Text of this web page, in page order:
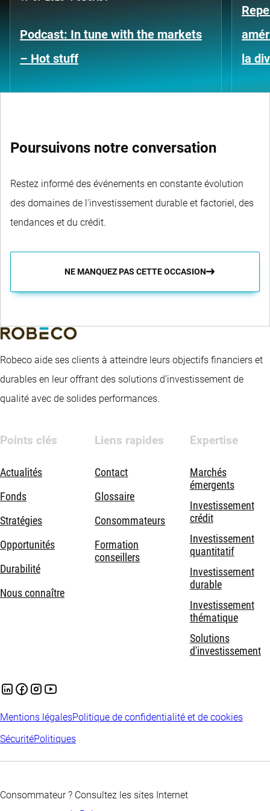
Podcast: In tune with the markets
– Hot stuff
la
Poursuivons notre conversation
Restez informé des événements en constante évolution
des domaines de l'investissement durable et factoriel, des
tendances et du crédit.
NE MANQUEZ PAS CETTE OCCASION
Robeco aide ses clients à atteindre leurs objectifs financiers et
durables en leur offrant des solutions d’investissement de
qualité avec de solides performances.
Points clés
Actualités
Fonds
Stratégies
Opportunités
Durabilité
Nous connaître
Liens rapides
Contact
Glossaire
Consommateurs
Formation
conseillers
Expertise
Marchés
émergents
Investissement
crédit
Investissement
quantitatif
Investissement
durable
Investissement
thématique
Solutions
d'investissement
Mentions légalesPolitique de confidentialité et de cookies
SécuritéPolitiques
Consommateur ? Consultez les sites Internet